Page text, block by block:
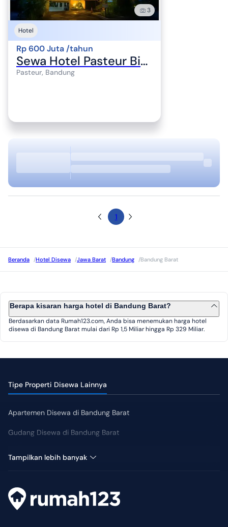
3
Hotel
Rp 600 Juta /tahun
Sewa Hotel Pasteur Bintang 2 Masih Beroperasi 3 Lantai + Basement
Pasteur, Bandung
1
Beranda /Hotel Disewa /Jawa Barat /Bandung /Bandung Barat
Berapa kisaran harga hotel di Bandung Barat?
Berdasarkan data Rumah123.com, Anda bisa menemukan harga hotel
disewa di Bandung Barat mulai dari Rp 1,5 Miliar hingga Rp 329 Miliar.
Tipe Properti Disewa Lainnya
Apartemen Disewa di Bandung Barat
Gudang Disewa di Bandung Barat
Tampilkan lebih banyak